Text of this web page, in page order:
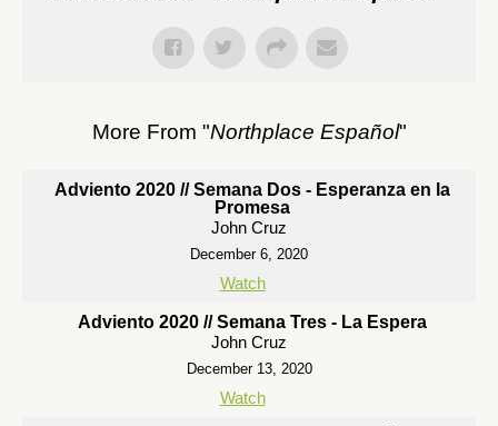
More From "Northplace Español"
Adviento 2020 // Semana Dos - Esperanza en la
Promesa
John Cruz
December 6, 2020
Watch
Adviento 2020 // Semana Tres - La Espera
John Cruz
December 13, 2020
Watch